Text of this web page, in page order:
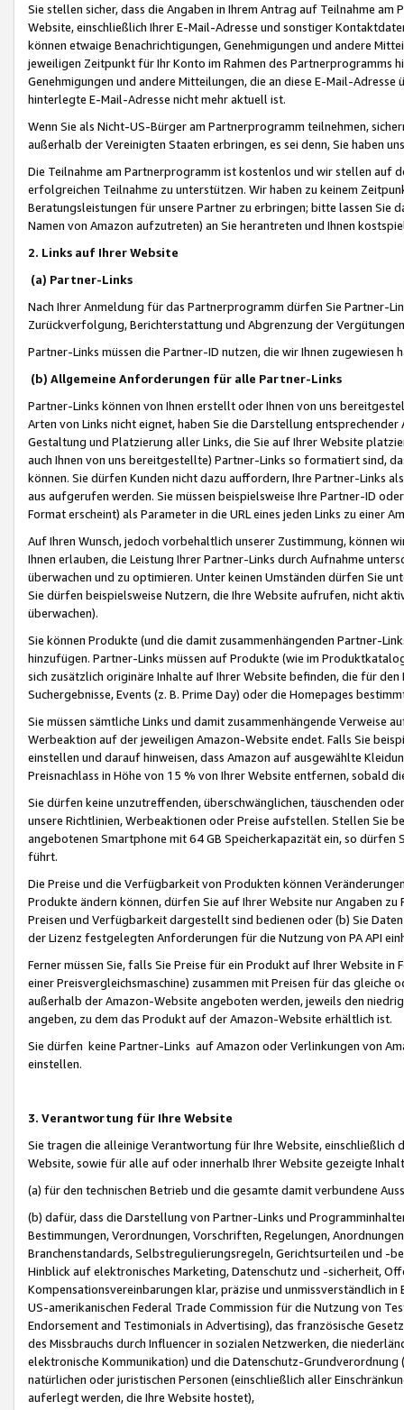
Sie stellen sicher, dass die Angaben in Ihrem Antrag auf Teilnahme
Website, einschließlich Ihrer E-Mail-Adresse und sonstiger
können etwaige Benachrichtigungen, Genehmigungen und andere
jeweiligen Zeitpunkt für Ihr Konto im Rahmen des Partnerprogramms
Genehmigungen und andere Mitteilungen, die an diese E-Mail-
hinterlegte E-Mail-Adresse nicht mehr aktuell ist.
Wenn Sie als Nicht-US-Bürger am Partnerprogramm teilnehmen,
außerhalb der Vereinigten Staaten erbringen, es sei denn, Sie haben
Die Teilnahme am Partnerprogramm ist kostenlos und wir stellen auf
erfolgreichen Teilnahme zu unterstützen. Wir haben zu keinem
Beratungsleistungen für unsere Partner zu erbringen; bitte lassen Sie
Namen von Amazon aufzutreten) an Sie herantreten und Ihnen
2. Links auf Ihrer Website
(a) Partner-Links
Nach Ihrer Anmeldung für das Partnerprogramm dürfen Sie Partner-
Zurückverfolgung, Berichterstattung und Abgrenzung der
Partner-Links müssen die Partner-ID nutzen, die wir Ihnen zugewiesen
(b) Allgemeine Anforderungen für alle Partner-Links
Partner-Links können von Ihnen erstellt oder Ihnen von uns
Arten von Links nicht eignet, haben Sie die Darstellung
Gestaltung und Platzierung aller Links, die Sie auf Ihrer Website
auch Ihnen von uns bereitgestellte) Partner-Links so formatiert sind,
können. Sie dürfen Kunden nicht dazu auffordern, Ihre Partner-Links
aus aufgerufen werden. Sie müssen beispielsweise Ihre Partner-ID
Format erscheint) als Parameter in die URL eines jeden Links zu einer
Auf Ihren Wunsch, jedoch vorbehaltlich unserer Zustimmung, können
Ihnen erlauben, die Leistung Ihrer Partner-Links durch Aufnahme
überwachen und zu optimieren. Unter keinen Umständen dürfen Sie
Sie dürfen beispielsweise Nutzern, die Ihre Website aufrufen, nicht
überwachen).
Sie können Produkte (und die damit zusammenhängenden Partner-
hinzufügen. Partner-Links müssen auf Produkte (wie im
sich zusätzlich originäre Inhalte auf Ihrer Website befinden, die für
Suchergebnisse, Events (z. B. Prime Day) oder die Homepages
Sie müssen sämtliche Links und damit zusammenhängende
Werbeaktion auf der jeweiligen Amazon-Website endet. Falls Sie
einstellen und darauf hinweisen, dass Amazon auf ausgewählte
Preisnachlass in Höhe von 15 % von Ihrer Website entfernen, sobald
Sie dürfen keine unzutreffenden, überschwänglichen, täuschenden
unsere Richtlinien, Werbeaktionen oder Preise aufstellen. Stellen Sie
angebotenen Smartphone mit 64 GB Speicherkapazität ein, so dürfen
führt.
Die Preise und die Verfügbarkeit von Produkten können
Produkte ändern können, dürfen Sie auf Ihrer Website nur Angaben
Preisen und Verfügbarkeit dargestellt sind bedienen oder (b) Sie
der Lizenz festgelegten Anforderungen für die Nutzung von PA API
Ferner müssen Sie, falls Sie Preise für ein Produkt auf Ihrer Website
einer Preisvergleichsmaschine) zusammen mit Preisen für das
außerhalb der Amazon-Website angeboten werden, jeweils den
angeben, zu dem das Produkt auf der Amazon-Website erhältlich ist.
Sie dürfen keine Partner-Links auf Amazon oder Verlinkungen von
einstellen.
3. Verantwortung für Ihre Website
Sie tragen die alleinige Verantwortung für Ihre Website,
Website, sowie für alle auf oder innerhalb Ihrer Website gezeigte
(a) für den technischen Betrieb und die gesamte damit verbundene
(b) dafür, dass die Darstellung von Partner-Links und
Bestimmungen, Verordnungen, Vorschriften, Regelungen,
Branchenstandards, Selbstregulierungsregeln, Gerichtsurteilen und -
Hinblick auf elektronisches Marketing, Datenschutz und -sicherheit,
Kompensationsvereinbarungen klar, präzise und unmissverständlich
US-amerikanischen Federal Trade Commission für die Nutzung von
Endorsement and Testimonials in Advertising), das französische
des Missbrauchs durch Influencer in sozialen Netzwerken, die
elektronische Kommunikation) und die Datenschutz-
natürlichen oder juristischen Personen (einschließlich aller
auferlegt werden, die Ihre Website hostet),